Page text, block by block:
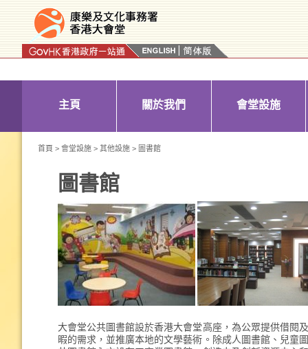
主頁 關於我們 會堂設施
首頁 > 會堂設施 > 其他設施 > 圖書館
圖書館
大會堂公共圖書館設於香港大會堂高座，為公眾提供借閱
暇的需求，並推廣本地的文學藝術。除成人圖書館、兒童